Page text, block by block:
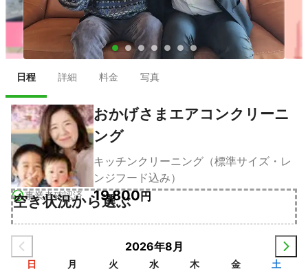
● ● ● ● ● ● ●
日程 詳細 料金 写真
事業者確認済
おかげさまエアコンクリーニ
ング
キッチンクリーニング（標準サイズ・レ
ンジフード込み）
19,800円
空き状況から選ぶ
2026年8月
日 月 火 水 木 金 土